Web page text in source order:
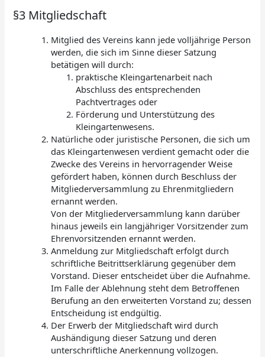
§3 Mitgliedschaft
Mitglied des Vereins kann jede volljährige Person
werden, die sich im Sinne dieser Satzung
betätigen will durch:
praktische Kleingartenarbeit nach
Abschluss des entsprechenden
Pachtvertrages oder
Förderung und Unterstützung des
Kleingartenwesens.
Natürliche oder juristische Personen, die sich um
das Kleingartenwesen verdient gemacht oder die
Zwecke des Vereins in hervorragender Weise
gefördert haben, können durch Beschluss der
Mitgliederversammlung zu Ehrenmitgliedern
ernannt werden.
Von der Mitgliederversammlung kann darüber
hinaus jeweils ein langjähriger Vorsitzender zum
Ehrenvorsitzenden ernannt werden.
Anmeldung zur Mitgliedschaft erfolgt durch
schriftliche Beitrittserklärung gegenüber dem
Vorstand. Dieser entscheidet über die Aufnahme.
Im Falle der Ablehnung steht dem Betroffenen
Berufung an den erweiterten Vorstand zu; dessen
Entscheidung ist endgültig.
Der Erwerb der Mitgliedschaft wird durch
Aushändigung dieser Satzung und deren
unterschriftliche Anerkennung vollzogen.